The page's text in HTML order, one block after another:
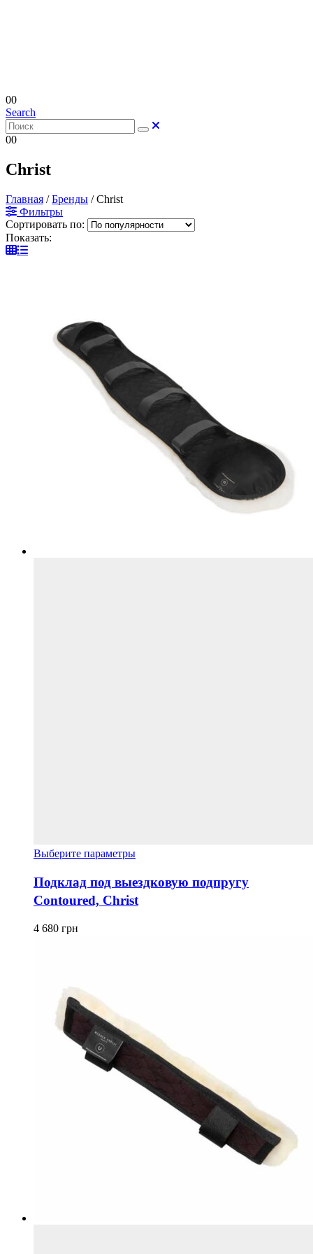
00
Search
00
Christ
Главная /Бренды /Christ
Фильтры
Сортировать по:
Показать:
Выберите параметрыЭтот
имеет
несколько
вариаций.
Подклад под выездковую подпругу
Contoured, Christ
4 680 грн